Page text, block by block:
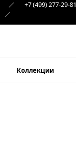
+7 (499) 277-29-81
Коллекции